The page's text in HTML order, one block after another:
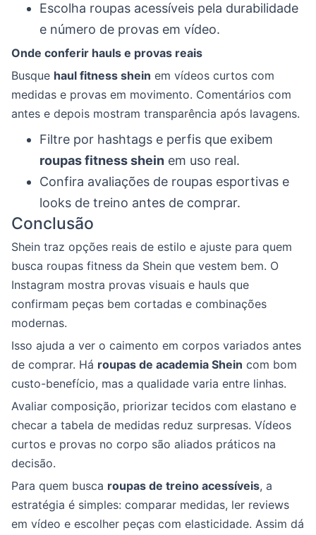
Escolha roupas acessíveis pela durabilidade
e número de provas em vídeo.
Onde conferir hauls e provas reais
Busque haul fitness shein em vídeos curtos com
medidas e provas em movimento. Comentários com
antes e depois mostram transparência após lavagens.
Filtre por hashtags e perfis que exibem
roupas fitness shein em uso real.
Confira avaliações de roupas esportivas e
looks de treino antes de comprar.
Conclusão
Shein traz opções reais de estilo e ajuste para quem
busca roupas fitness da Shein que vestem bem. O
Instagram mostra provas visuais e hauls que
confirmam peças bem cortadas e combinações
modernas.
Isso ajuda a ver o caimento em corpos variados antes
de comprar. Há roupas de academia Shein com bom
custo-benefício, mas a qualidade varia entre linhas.
Avaliar composição, priorizar tecidos com elastano e
checar a tabela de medidas reduz surpresas. Vídeos
curtos e provas no corpo são aliados práticos na
decisão.
Para quem busca roupas de treino acessíveis, a
estratégia é simples: comparar medidas, ler reviews
em vídeo e escolher peças com elasticidade. Assim dá